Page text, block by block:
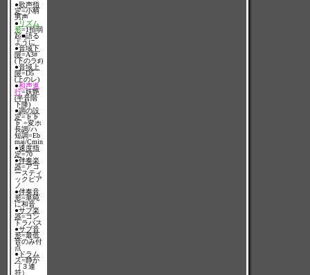
●歌声指
定=小柄
男声
● リズム
形=1拍弱
起■語る
ように
●音域下
限=A3#
(下のラ♯)
●音域上
限=D5
(上のレ)
●和声進
行=妖艶
(半音階
下降)
●調の設
定=♭♭
♭ =変ホ
長調/ハ
短調=Eb
maj/Cmin
●速度指
定=70
●伴奏楽
器=アコ
ースティ
ックピア
ノ
●伴奏音
形=単純
に和音
●サブ楽
器=コン
トラバス
●サブ音
形=最低
音のみ付
点
●ドラム
ス=静か
（３連
符）